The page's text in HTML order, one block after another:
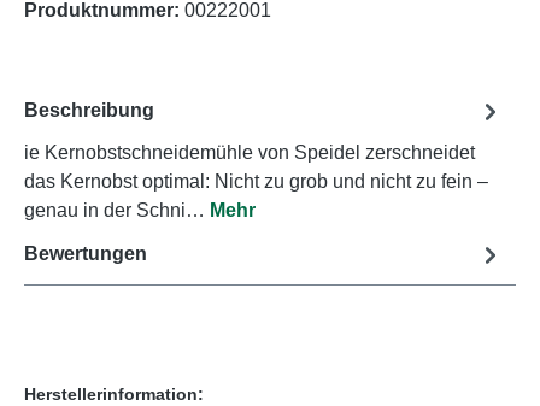
Produktnummer: 00222001
Beschreibung
ie Kernobstschneidemühle von Speidel zerschneidet
das Kernobst optimal: Nicht zu grob und nicht zu fein –
genau in der Schni… Mehr
Bewertungen
Herstellerinformation: